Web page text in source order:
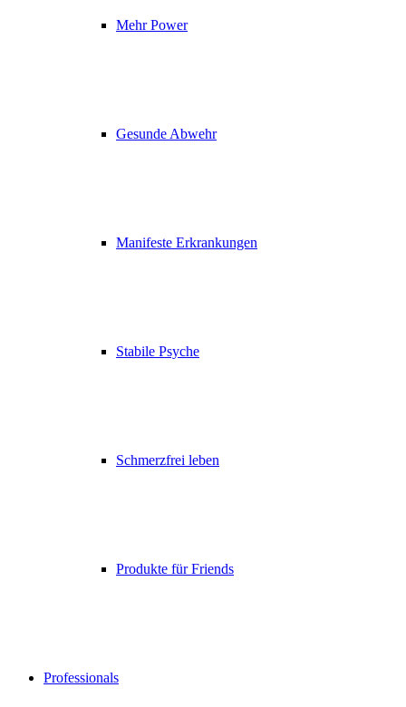
Mehr Power
Gesunde Abwehr
Manifeste Erkrankungen
Stabile Psyche
Schmerzfrei leben
Produkte für Friends
Professionals